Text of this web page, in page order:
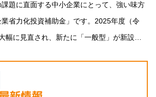
題に直面する中小企業にとって、強い味方
省力化投資補助金」です。2025年度（令
幅に見直され、新たに「一般型」が新設さ
対象経費、活用事例まで、本